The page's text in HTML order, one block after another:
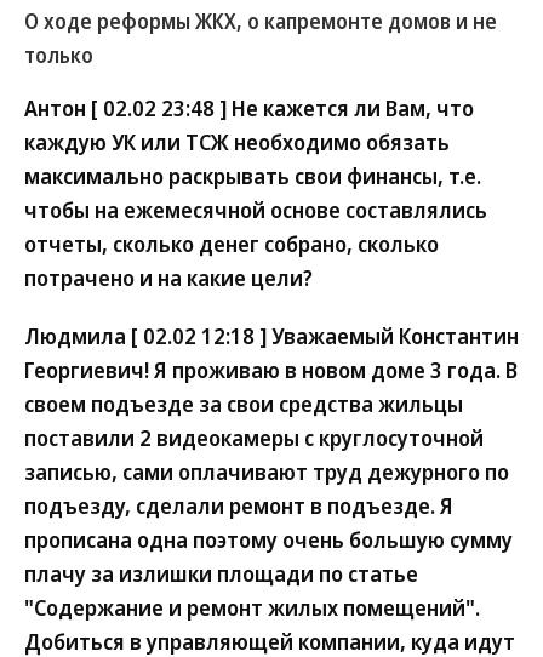
О ходе реформы ЖКХ, о капремонте домов и не
только
Антон [ 02.02 23:48 ] Не кажется ли Вам, что
каждую УК или ТСЖ необходимо обязать
максимально раскрывать свои финансы, т.е.
чтобы на ежемесячной основе составлялись
отчеты, сколько денег собрано, сколько
потрачено и на какие цели?
Людмила [ 02.02 12:18 ] Уважаемый Константин
Георгиевич! Я проживаю в новом доме 3 года. В
своем подъезде за свои средства жильцы
поставили 2 видеокамеры с круглосуточной
записью, сами оплачивают труд дежурного по
подъезду, сделали ремонт в подъезде. Я
прописана одна поэтому очень большую сумму
плачу за излишки площади по статье
"Содержание и ремонт жилых помещений".
Добиться в управляющей компании, куда идут